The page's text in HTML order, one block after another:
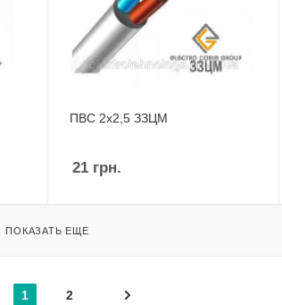
ПВС 2х2,5 ЗЗЦМ
21грн.
ПОКАЗАТЬ ЕЩЕ
1 2